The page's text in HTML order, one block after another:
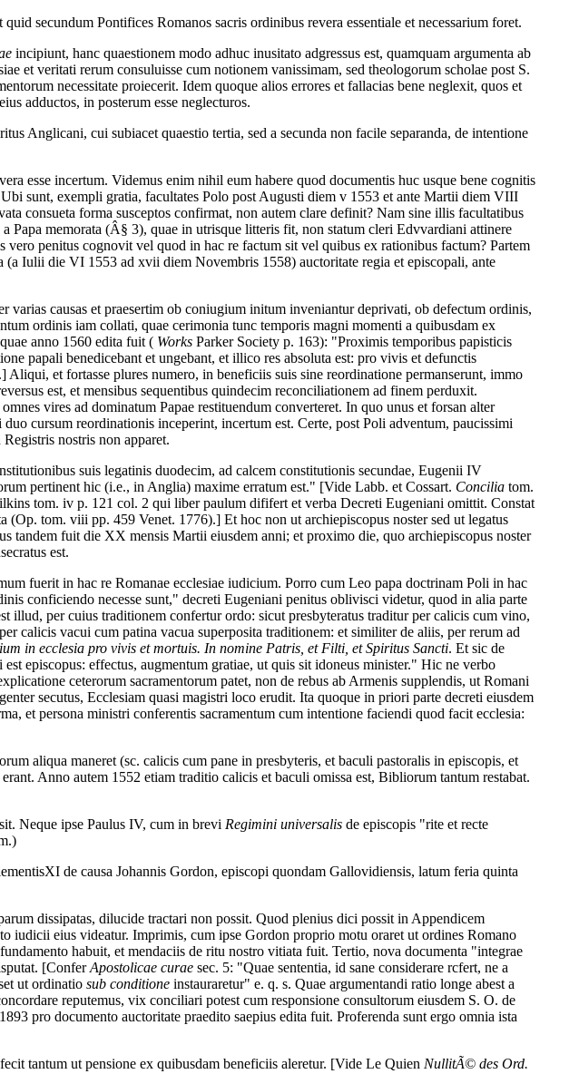
secundum Pontifices Romanos sacris ordinibus revera essentiale et necessarium foret.
incipiunt, hanc quaestionem modo adhuc inusitato adgressus est, quamquam argumenta ab
et veritati rerum consuluisse cum notionem vanissimam, sed theologorum scholae post S.
necessitate proiecerit. Idem quoque alios errores et fallacias bene neglexit, quos et
adductos, in posterum esse neglecturos.
Anglicani, cui subiacet quaestio tertia, sed a secunda non facile separanda, de intentione
esse incertum. Videmus enim nihil eum habere quod documentis huc usque bene cognitis
sunt, exempli gratia, facultates Polo post Augusti diem v 1553 et ante Martii diem VIII
consueta forma susceptos confirmat, non autem clare definit? Nam sine illis facultatibus
memorata (Â§ 3), quae in utrisque litteris fit, non statum cleri Edvvardiani attinere
penitus cognovit vel quod in hac re factum sit vel quibus ex rationibus factum? Partem
(a Iulii die VI 1553 ad xvii diem Novembris 1558) auctoritate regia et episcopali, ante
causas et praesertim ob coniugium initum inveniantur deprivati, ob defectum ordinis,
ordinis iam collati, quae cerimonia tunc temporis magni momenti a quibusdam ex
anno 1560 edita fuit ( Works Parker Society p. 163): "Proximis temporibus papisticis
papali benedicebant et ungebant, et illico res absoluta est: pro vivis et defunctis
et fortasse plures numero, in beneficiis suis sine reordinatione permanserunt, immo
est, et mensibus sequentibus quindecim reconciliationem ad finem perduxit.
vires ad dominatum Papae restituendum converteret. In quo unus et forsan alter
cursum reordinationis inceperint, incertum est. Certe, post Poli adventum, paucissimi
nostris non apparet.
suis legatinis duodecim, ad calcem constitutionis secundae, Eugenii IV
pertinent hic (i.e., in Anglia) maxime erratum est." [Vide Labb. et Cossart. Concilia tom.
tom. iv p. 121 col. 2 qui liber paulum dififert et verba Decreti Eugeniani omittit. Constat
(Op. tom. viii pp. 459 Venet. 1776).] Et hoc non ut archiepiscopus noster sed ut legatus
tandem fuit die XX mensis Martii eiusdem anni; et proximo die, quo archiepiscopus noster
est.
fuerit in hac re Romanae ecclesiae iudicium. Porro cum Leo papa doctrinam Poli in hac
conficiendo necesse sunt," decreti Eugeniani penitus oblivisci videtur, quod in alia parte
per cuius traditionem confertur ordo: sicut presbyteratus traditur per calicis cum vino,
calicis vacui cum patina vacua superposita traditionem: et similiter de aliis, per rerum ad
in ecclesia pro vivis et mortuis. In nomine Patris, et Filti, et Spiritus Sancti. Et sic de
episcopus: effectus, augmentum gratiae, ut quis sit idoneus minister." Hic ne verbo
ceterorum sacramentorum patet, non de rebus ab Armenis supplendis, ut Romani
secutus, Ecclesiam quasi magistri loco erudit. Ita quoque in priori parte decreti eiusdem
et persona ministri conferentis sacramentum cum intentione faciendi quod facit ecclesia:
aliqua maneret (sc. calicis cum pane in presbyteris, et baculi pastoralis in episcopis, et
Anno autem 1552 etiam traditio calicis et baculi omissa est, Bibliorum tantum restabat.
Neque ipse Paulus IV, cum in brevi Regimini universalis de episcopis "rite et recte
de causa Johannis Gordon, episcopi quondam Gallovidiensis, latum feria quinta
dissipatas, dilucide tractari non possit. Quod plenius dici possit in Appendicem
iudicii eius videatur. Imprimis, cum ipse Gordon proprio motu oraret ut ordines Romano
habuit, et mendaciis de ritu nostro vitiata fuit. Tertio, nova documenta "integrae
[ConferApostolicae curae sec. 5: "Quae sententia, id sane considerare rcfert, ne a
ut ordinatio sub conditione instauraretur" e. q. s. Quae argumentandi ratio longe abest a
reputemus, vix conciliari potest cum responsione consultorum eiusdem S. O. de
pro documento auctoritate praedito saepius edita fuit. Proferenda sunt ergo omnia ista
tantum ut pensione ex quibusdam beneficiis aleretur. [Vide Le Quien NullitÃ© des Ord.